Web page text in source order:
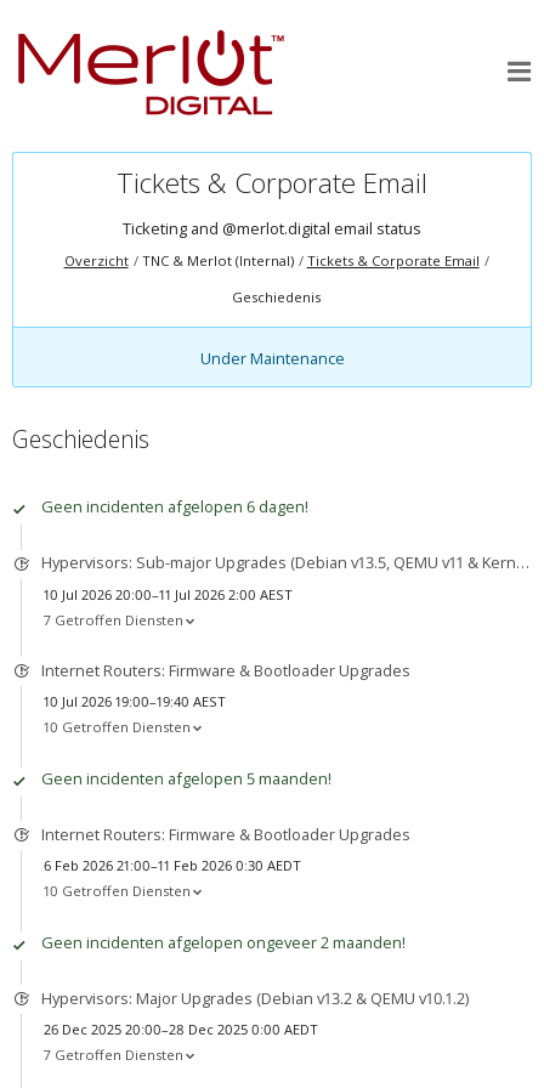
Tickets & Corporate Email
Ticketing and @merlot.digital email status
Overzicht TNC & Merlot (Internal)
Tickets & Corporate Email
Geschiedenis
Under Maintenance
Geschiedenis
Geen incidenten afgelopen 6 dagen!
Hypervisors: Sub-major Upgrades (Debian v13.5, QEMU v11 & Kernel v7)
10 Jul 2026 20:00–11 Jul 2026 2:00 AEST
7 Getroffen Diensten
Internet Routers: Firmware & Bootloader Upgrades
10 Jul 2026 19:00–19:40 AEST
10 Getroffen Diensten
Geen incidenten afgelopen 5 maanden!
Internet Routers: Firmware & Bootloader Upgrades
6 Feb 2026 21:00–11 Feb 2026 0:30 AEDT
10 Getroffen Diensten
Geen incidenten afgelopen ongeveer 2 maanden!
Hypervisors: Major Upgrades (Debian v13.2 & QEMU v10.1.2)
26 Dec 2025 20:00–28 Dec 2025 0:00 AEDT
7 Getroffen Diensten